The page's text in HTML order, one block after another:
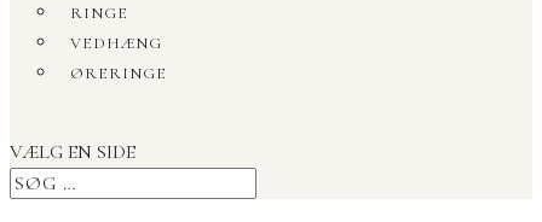
RINGE
VEDHÆNG
ØRERINGE
VÆLG EN SIDE